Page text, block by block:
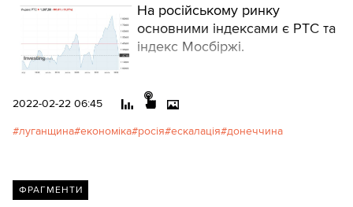
На російському ринку
основними індексами є РТС та
індекс Мосбіржі.
2022-02-22 06:45
луганщина економіка росія ескалація донеччина
ФРАГМЕНТИ